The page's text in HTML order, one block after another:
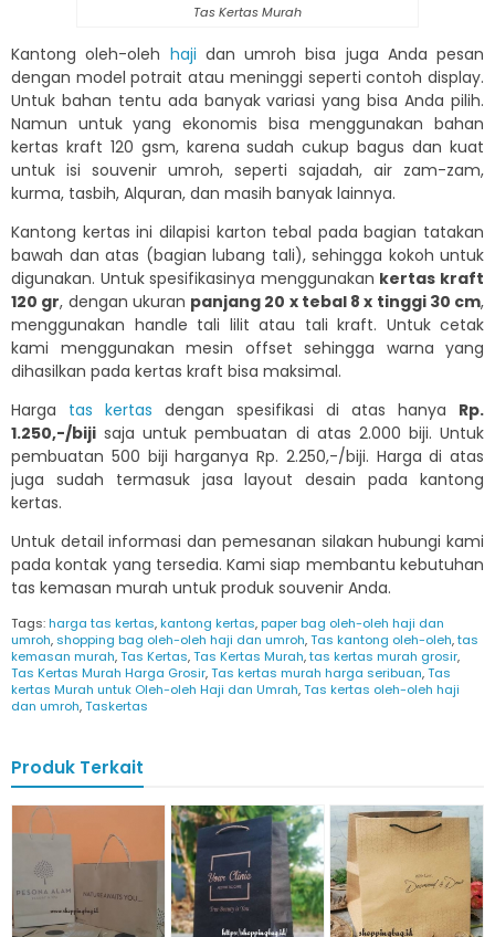
Tas Kertas Murah
Kantong oleh-oleh haji dan umroh bisa juga Anda pesan
dengan model potrait atau meninggi seperti contoh display.
Untuk bahan tentu ada banyak variasi yang bisa Anda pilih.
Namun untuk yang ekonomis bisa menggunakan bahan
kertas kraft 120 gsm, karena sudah cukup bagus dan kuat
untuk isi souvenir umroh, seperti sajadah, air zam-zam,
kurma, tasbih, Alquran, dan masih banyak lainnya.
Kantong kertas ini dilapisi karton tebal pada bagian tatakan
bawah dan atas (bagian lubang tali), sehingga kokoh untuk
digunakan. Untuk spesifikasinya menggunakan kertas kraft
120 gr, dengan ukuran panjang 20 x tebal 8 x tinggi 30 cm,
menggunakan handle tali lilit atau tali kraft. Untuk cetak
kami menggunakan mesin offset sehingga warna yang
dihasilkan pada kertas kraft bisa maksimal.
Harga tas kertas dengan spesifikasi di atas hanya Rp.
1.250,-/biji saja untuk pembuatan di atas 2.000 biji. Untuk
pembuatan 500 biji harganya Rp. 2.250,-/biji. Harga di atas
juga sudah termasuk jasa layout desain pada kantong
kertas.
Untuk detail informasi dan pemesanan silakan hubungi kami
pada kontak yang tersedia. Kami siap membantu kebutuhan
tas kemasan murah untuk produk souvenir Anda.
Tags:harga tas kertas,kantong kertas,paper bag oleh-oleh haji dan
umroh,shopping bag oleh-oleh haji dan umroh,Tas kantong oleh-oleh,tas
kemasan murah,Tas Kertas,Tas Kertas Murah,tas kertas murah grosir,
Tas Kertas Murah Harga Grosir,Tas kertas murah harga seribuan,Tas
kertas Murah untuk Oleh-oleh Haji dan Umrah,Tas kertas oleh-oleh haji
dan umroh,Taskertas
Produk Terkait